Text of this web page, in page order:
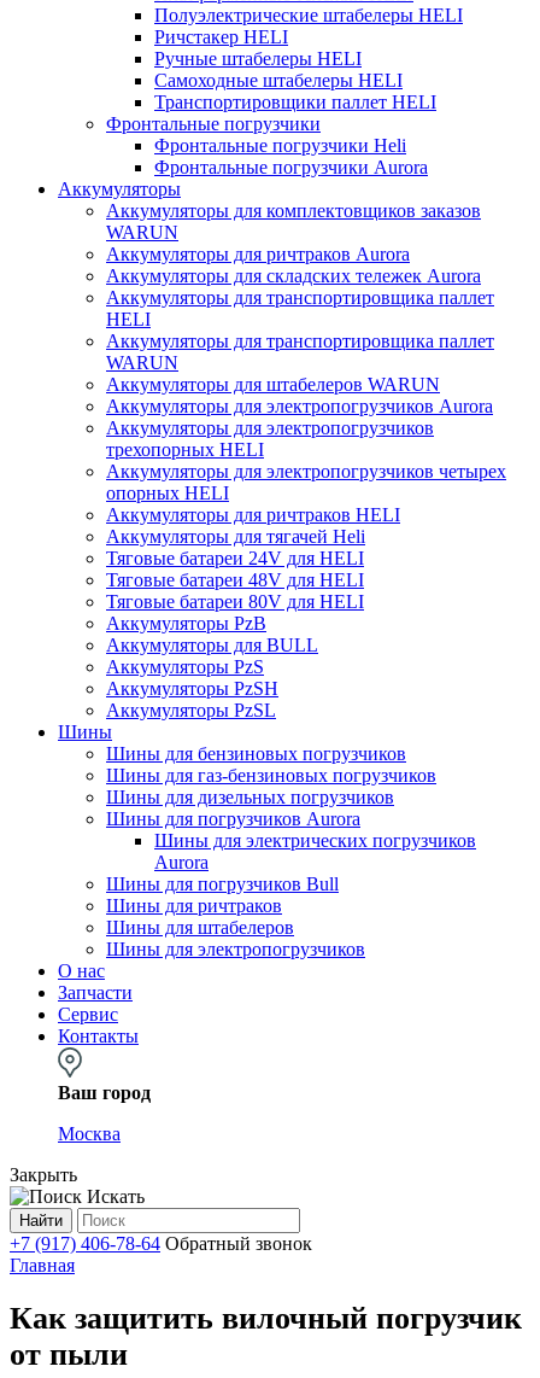
Полуэлектрические штабелеры HELI
Ричстакер HELI
Ручные штабелеры HELI
Самоходные штабелеры HELI
Транспортировщики паллет HELI
Фронтальные погрузчики
Фронтальные погрузчики Heli
Фронтальные погрузчики Aurora
Аккумуляторы
Аккумуляторы для комплектовщиков заказов
WARUN
Аккумуляторы для ричтраков Aurora
Аккумуляторы для складских тележек Aurora
Аккумуляторы для транспортировщика паллет
HELI
Аккумуляторы для транспортировщика паллет
WARUN
Аккумуляторы для штабелеров WARUN
Аккумуляторы для электропогрузчиков Aurora
Аккумуляторы для электропогрузчиков
трехопорных HELI
Аккумуляторы для электропогрузчиков четырех
опорных HELI
Аккумуляторы для ричтраков HELI
Аккумуляторы для тягачей Heli
Тяговые батареи 24V для HELI
Тяговые батареи 48V для HELI
Тяговые батареи 80V для HELI
Аккумуляторы PzB
Аккумуляторы для BULL
Аккумуляторы PzS
Аккумуляторы PzSH
Аккумуляторы PzSL
Шины
Шины для бензиновых погрузчиков
Шины для газ-бензиновых погрузчиков
Шины для дизельных погрузчиков
Шины для погрузчиков Aurora
Шины для электрических погрузчиков
Aurora
Шины для погрузчиков Bull
Шины для ричтраков
Шины для штабелеров
Шины для электропогрузчиков
О нас
Запчасти
Сервис
Контакты
Ваш город
Москва
Закрыть
Искать
Найти
+7 (917) 406-78-64 Обратный звонок
Главная
Как защитить вилочный погрузчик
от пыли